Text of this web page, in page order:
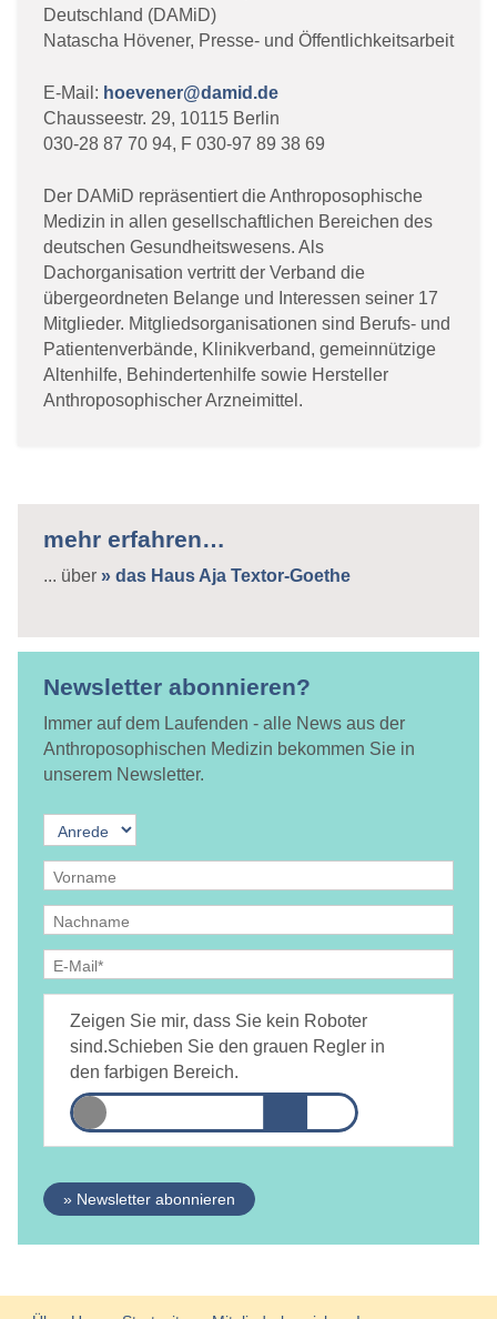
Deutschland (DAMiD)
Natascha Hövener, Presse- und Öffentlichkeitsarbeit
E-Mail: hoevener@damid.de
Chausseestr. 29, 10115 Berlin
030-28 87 70 94, F 030-97 89 38 69
Der DAMiD repräsentiert die Anthroposophische
Medizin in allen gesellschaftlichen Bereichen des
deutschen Gesundheitswesens. Als
Dachorganisation vertritt der Verband die
übergeordneten Belange und Interessen seiner 17
Mitglieder. Mitgliedsorganisationen sind Berufs- und
Patientenverbände, Klinikverband, gemeinnützige
Altenhilfe, Behindertenhilfe sowie Hersteller
Anthroposophischer Arzneimittel.
mehr erfahren…
... über » das Haus Aja Textor-Goethe
Newsletter abonnieren?
Immer auf dem Laufenden - alle News aus der
Anthroposophischen Medizin bekommen Sie in
unserem Newsletter.
DAMiD mich per E-Mail über Themen und Veranstaltungen
informiert.
Zeigen Sie mir, dass Sie kein Roboter
sind.Schieben Sie den grauen Regler in
den farbigen Bereich.
» Newsletter abonnieren